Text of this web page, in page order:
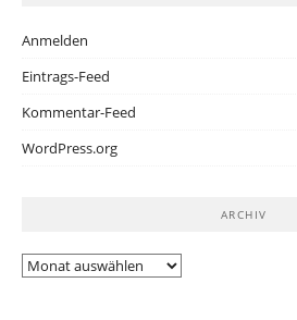
Anmelden
Eintrags-Feed
Kommentar-Feed
WordPress.org
ARCHIV
Archiv